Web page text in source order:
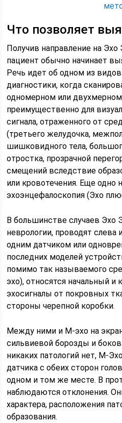
Что позволяет
Получив направление на Эхо
пациент обычно начинает
Речь идет об одном из
диагностики, когда
одномерном или
преимущественно для
сигнала, отраженного от
(третьего желудочка,
шишковидного тела,
отростка, прозрачной
смещений вследствие
или кровотечения. Еще одно
эхоэнцефалоскопия (Эхо
В большинстве случаев Эхо
неврологии, проводят слева
одним датчиком или
последних моделей
помимо так называемого
эхо), относятся начальный и
эхосигналы от покровных
стороны черепной коробки.
Между ними и М-эхо на
сильвиевой борозды и
никаких патологий нет, М-
датчика с обеих сторон
одном и том же месте. В
наблюдаются отклонения.
характера, расположения
образования.